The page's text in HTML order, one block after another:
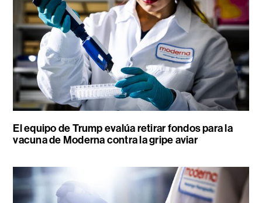
El equipo de Trump evalúa retirar fondos para la
vacuna de Moderna contra la gripe aviar